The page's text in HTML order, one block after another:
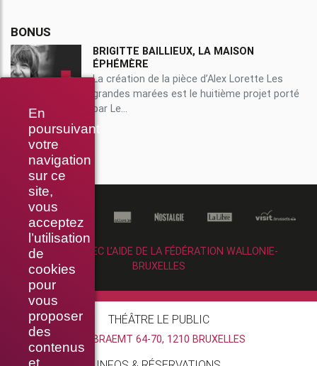
En
poursuivant
votre
navigation
sur ce
site,
vous
acceptez
l’utilisation
de
cookies
pour
vous
proposer
des
contenus
et
BONUS
BRIGITTE BAILLIEUX, LA MAISON
ÉPHÉMÈRE
La création de la pièce d’Alex Lorette Les
grandes marées est le huitième projet porté
par Le...
RÉALISÉ AVEC L’AIDE DE LA FÉDÉRATION WALLONIE-
BRUXELLES
THÉÂTRE LE PUBLIC
RUE BRAEMT 64-70, 1210 BRUXELLES